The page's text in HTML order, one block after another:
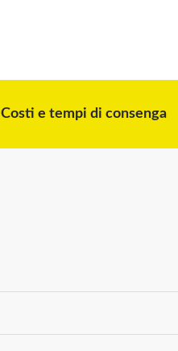
Costi e tempi di consenga